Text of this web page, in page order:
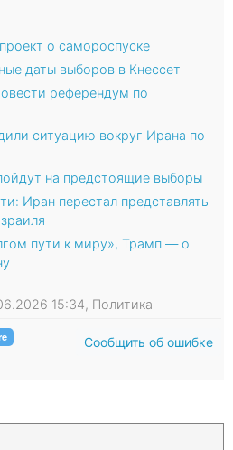
о самороспуске
даты выборов в Кнессет
референдум по
ситуацию вокруг Ирана по
на предстоящие выборы
Иран перестал представлять
пути к миру», Трамп — о
15:34, Политика
Сообщить об ошибке